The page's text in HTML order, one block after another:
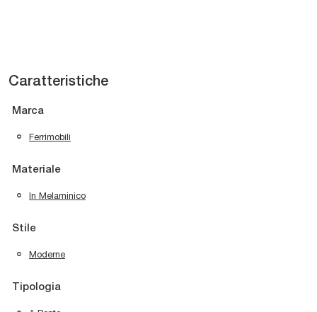
Caratteristiche
Marca
Ferrimobili
Materiale
In Melaminico
Stile
Moderne
Tipologia